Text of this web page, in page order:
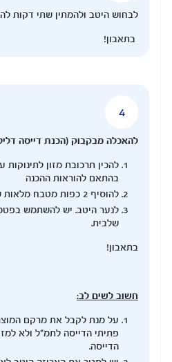
לבחוש היטב ולהמתין שתי דקות
בתאבון!
להאכלה מבקבוק (הכנת דייסה
בהתאם להוראות ההכנה
להוסיף 2 כפות מטבח מלאות של פתיתי הדייסה
לנער היטב. יש להשתמש
שלבית.
בתאבון!
חשוב לשים לב:
על מנת לקבל את מרקם המוצר
פתיתי הדייסה לתמ"ל ולא
הדייסה.